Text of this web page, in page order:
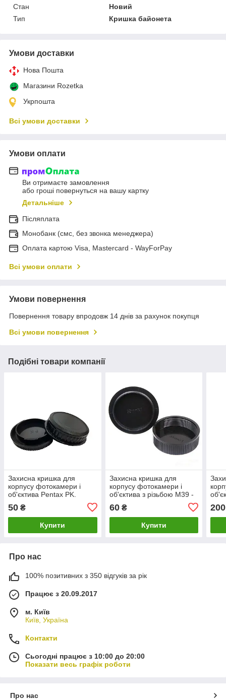
Стан
Новий
Тип
Кришка байонета
Умови доставки
Нова Пошта
Магазини Rozetka
Укрпошта
Всі умови доставки
Умови оплати
Ви отримаєте замовлення
або гроші повернуться на вашу картку
Детальніше
Післяплата
Монобанк (смс, без звонка менеджера)
Оплата картою Visa, Mastercard - WayForPay
Всі умови оплати
Умови повернення
Повернення товару впродовж 14 днів за рахунок покупця
Всі умови повернення
Подібні товари компанії
Захисна кришка для
корпусу фотокамери і
об'єктива Pentax PK.
50 ₴
Купити
Захисна кришка для
корпусу фотокамери і
об'єктива з різьбою M39 -
60₴
Купити
200
Про нас
100% позитивних з 350 відгуків за рік
Працює з 20.09.2017
м. Київ
Київ, Україна
Контакти
Сьогодні працює з 10:00 до 20:00
Показати весь графік роботи
Про нас